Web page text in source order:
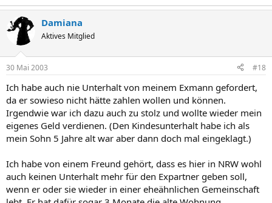
Damiana
Aktives Mitglied
30 Mai 2003 #18
Ich habe auch nie Unterhalt von meinem Exmann gefordert,
da er sowieso nicht hätte zahlen wollen und können.
Irgendwie war ich dazu auch zu stolz und wollte wieder mein
eigenes Geld verdienen. (Den Kindesunterhalt habe ich als
mein Sohn 5 Jahre alt war aber dann doch mal eingeklagt.)
Ich habe von einem Freund gehört, dass es hier in NRW wohl
auch keinen Unterhalt mehr für den Expartner geben soll,
wenn er oder sie wieder in einer eheähnlichen Gemeinschaft